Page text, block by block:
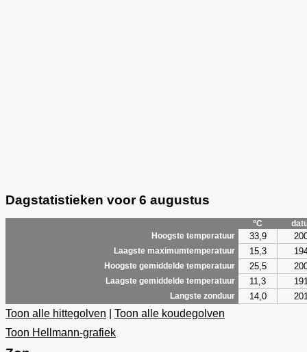
Dagstatistieken voor 6 augustus
°C
Hoogste temperatuur
33,9
Laagste maximumtemperatuur 15,3
Hoogste gemiddelde temperatuur 25,5
Laagste gemiddelde temperatuur 11,3
Langste zonduur 14,0
Toon alle hittegolven
Toon alle koudegolven
Toon Hellmann-grafiek